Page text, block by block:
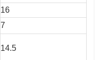
16
7
14.5